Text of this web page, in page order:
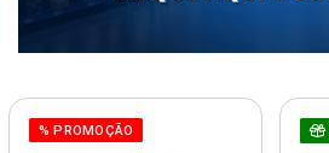
% PROMOÇÃO